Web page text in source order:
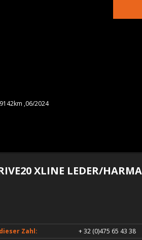
,06/2024
XLINE LEDER/
Zahl:
+ 32 (0)475 65 43 38